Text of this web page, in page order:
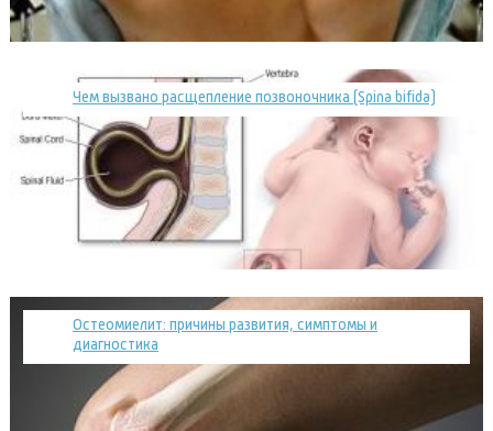
Чем вызвано расщепление позвоночника (Spina bifida)
Остеомиелит: причины развития, симптомы и
диагностика